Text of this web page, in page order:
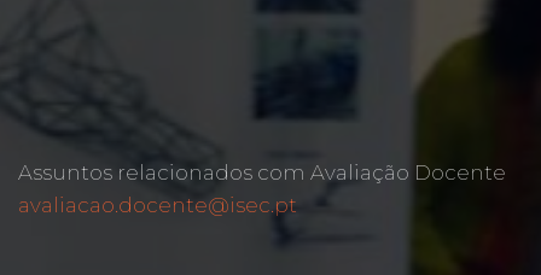
Assuntos relacionados com Avaliação Docente
avaliacao.docente@isec.pt